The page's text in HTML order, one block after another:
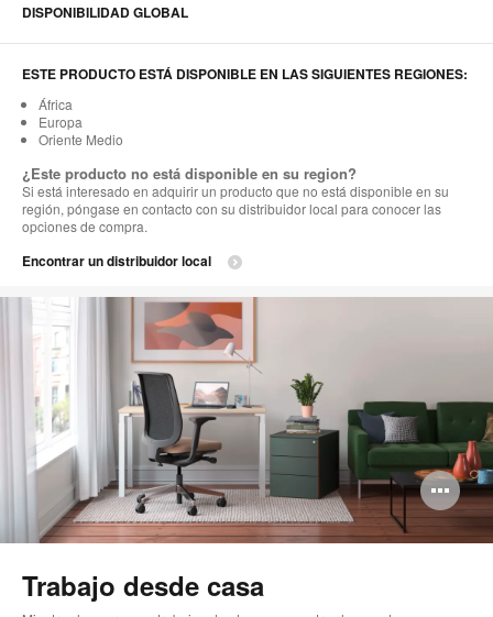
DISPONIBILIDAD GLOBAL
ESTE PRODUCTO ESTÁ DISPONIBLE EN LAS SIGUIENTES REGIONES:
África
Europa
Oriente Medio
¿Este producto no está disponible en su region?
Si está interesado en adquirir un producto que no está disponible en su
región, póngase en contacto con su distribuidor local para conocer las
opciones de compra.
Encontrar un distribuidor local
Trabajo desde casa